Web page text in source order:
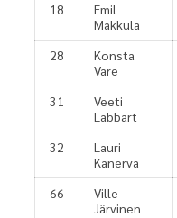
18
Emil
Makkula
28
Konsta
Väre
31
Veeti
Labbart
32
Lauri
Kanerva
66
Ville
Järvinen